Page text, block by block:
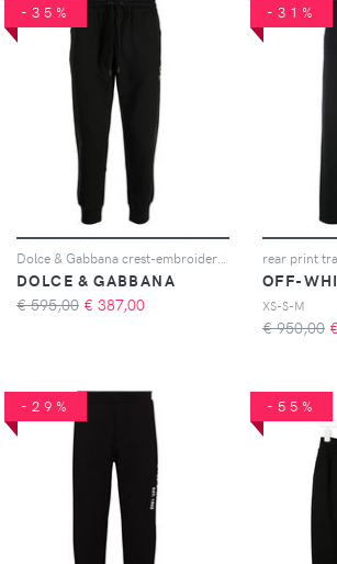
-35%
DOLCE & GABBANA
€ 595,00 € 387,00
-31%
rear print
OFF-
XS-S-M
€ 950,00 €
-29% -55%